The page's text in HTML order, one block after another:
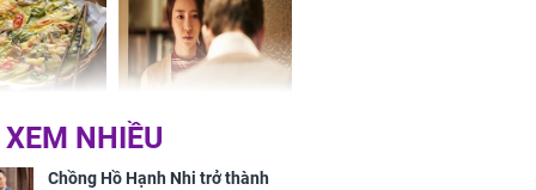
loại rau chỉ
ở chợ lại có
dụng tốt
Vừa ly hôn, vợ cũ sinh
đứa con giống mình
như đúc nhưng bí mật
NHIỀU
Chồng Hồ Hạnh Nhi trở thành